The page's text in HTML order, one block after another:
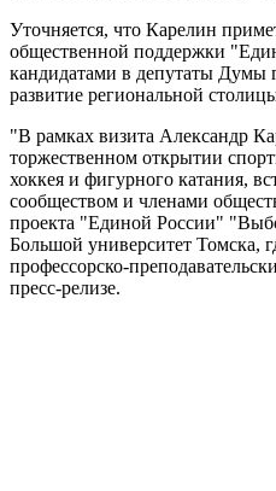
Уточняется, что Карелин
общественной поддержки
кандидатами в депутаты Думы
развитие региональной
"В рамках визита Александр
торжественном открытии
хоккея и фигурного катания,
сообществом и членами
проекта "Единой России"
Большой университет Томска,
профессорско-
пресс-релизе.